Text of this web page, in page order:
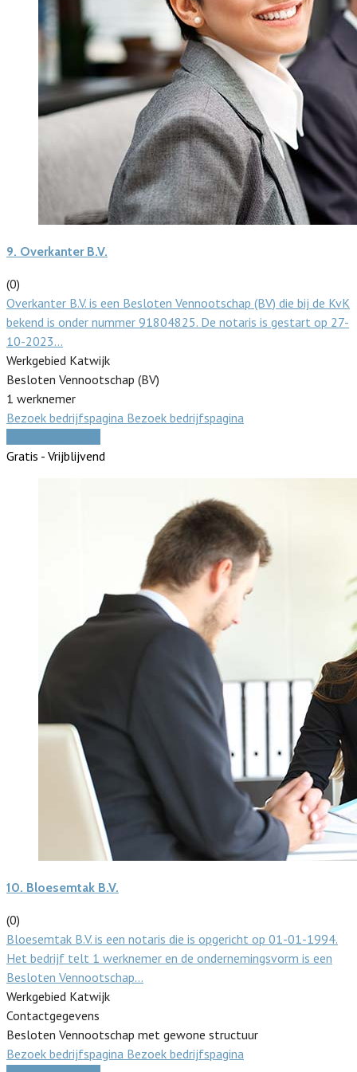
9. Overkanter B.V.
(0)
Overkanter B.V. is een Besloten Vennootschap (BV) die bij de KvK
bekend is onder nummer 91804825. De notaris is gestart op 27-
10-2023…
Werkgebied Katwijk
Besloten Vennootschap (BV)
1 werknemer
Bezoek bedrijfspagina Bezoek bedrijfspagina
Gratis - Vrijblijvend
10. Bloesemtak B.V.
(0)
Bloesemtak B.V. is een notaris die is opgericht op 01-01-1994.
Het bedrijf telt 1 werknemer en de ondernemingsvorm is een
Besloten Vennootschap…
Werkgebied Katwijk
Contactgegevens
Besloten Vennootschap met gewone structuur
Bezoek bedrijfspagina Bezoek bedrijfspagina